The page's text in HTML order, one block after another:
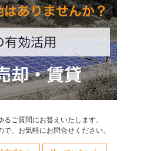
ご質問にお答えいたします。
、お気軽にお問合せください。